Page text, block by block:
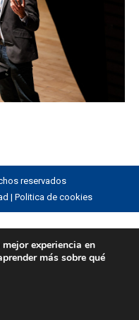
reservados
| Politica de cookies
experiencia en
más sobre qué